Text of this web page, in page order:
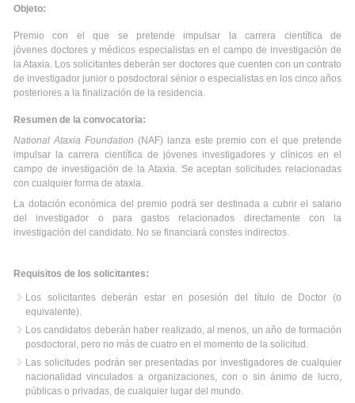
Objeto:
Premio con el que se pretende impulsar la carrera científica de
jóvenes doctores y médicos especialistas en el campo de investigación de
la Ataxia. Los solicitantes deberán ser doctores que cuenten con un contrato
de investigador junior o posdoctoral sénior o especialistas en los cinco años
posteriores a la finalización de la residencia.
Resumen de la convocatoria:
National Ataxia Foundation (NAF) lanza este premio con el que pretende
impulsar la carrera científica de jóvenes investigadores y clínicos en el
campo de investigación de la Ataxia. Se aceptan solicitudes relacionadas
con cualquier forma de ataxia.
La dotación económica del premio podrá ser destinada a cubrir el salario
del investigador o para gastos relacionados directamente con la
investigación del candidato. No se financiará constes indirectos.
Requisitos de los solicitantes:
Los solicitantes deberán estar en posesión del título de Doctor (o
equivalente).
Los candidatos deberán haber realizado, al menos, un año de formación
posdoctoral, pero no más de cuatro en el momento de la solicitud.
Las solicitudes podrán ser presentadas por investigadores de cualquier
nacionalidad vinculados a organizaciones, con o sin ánimo de lucro,
públicas o privadas, de cualquier lugar del mundo.